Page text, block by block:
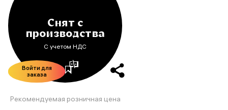
Снят с
производства
С учетом НДС
Войти для
заказа
Рекомендуемая розничная цена